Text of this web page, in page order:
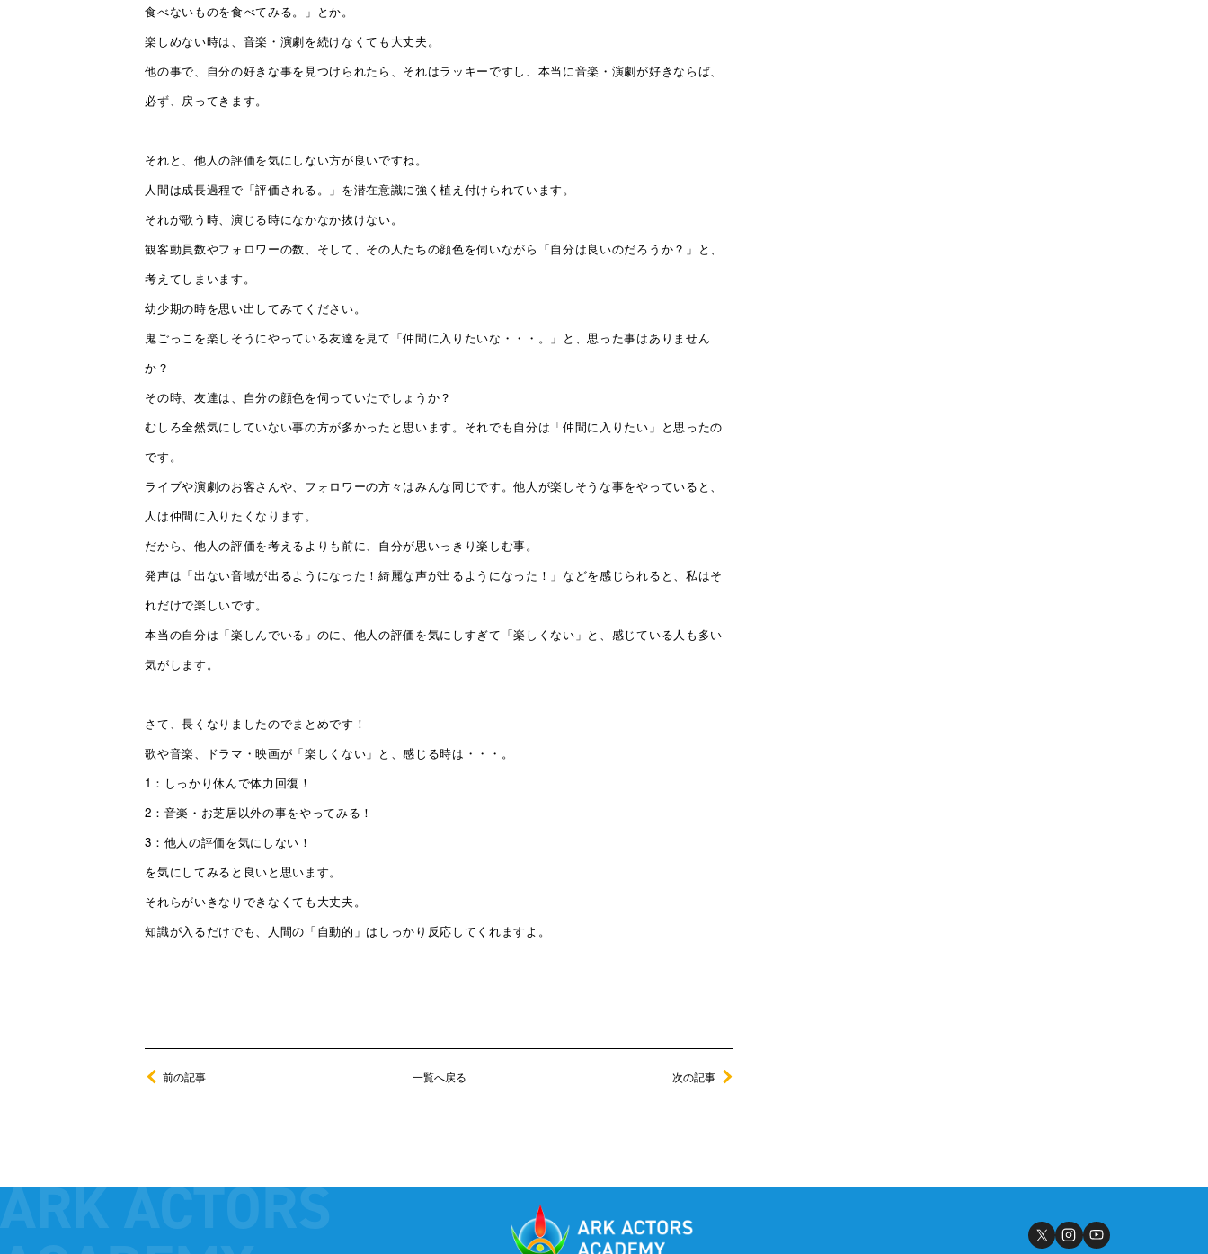
食べないものを食べてみる。」とか。
楽しめない時は、音楽・演劇を続けなくても大丈夫。
他の事で、自分の好きな事を見つけられたら、それはラッキーですし、本当に音楽・演劇が好きならば、
必ず、戻ってきます。
それと、他人の評価を気にしない方が良いですね。
人間は成長過程で「評価される。」を潜在意識に強く植え付けられています。
それが歌う時、演じる時になかなか抜けない。
観客動員数やフォロワーの数、そして、その人たちの顔色を伺いながら「自分は良いのだろうか？」と、
考えてしまいます。
幼少期の時を思い出してみてください。
鬼ごっこを楽しそうにやっている友達を見て「仲間に入りたいな・・・。」と、思った事はありません
か？
その時、友達は、自分の顔色を伺っていたでしょうか？
むしろ全然気にしていない事の方が多かったと思います。それでも自分は「仲間に入りたい」と思ったの
です。
ライブや演劇のお客さんや、フォロワーの方々はみんな同じです。他人が楽しそうな事をやっていると、
人は仲間に入りたくなります。
だから、他人の評価を考えるよりも前に、自分が思いっきり楽しむ事。
発声は「出ない音域が出るようになった！綺麗な声が出るようになった！」などを感じられると、私はそ
れだけで楽しいです。
本当の自分は「楽しんでいる」のに、他人の評価を気にしすぎて「楽しくない」と、感じている人も多い
気がします。
さて、長くなりましたのでまとめです！
歌や音楽、ドラマ・映画が「楽しくない」と、感じる時は・・・。
1：しっかり休んで体力回復！
2：音楽・お芝居以外の事をやってみる！
3：他人の評価を気にしない！
を気にしてみると良いと思います。
それらがいきなりできなくても大丈夫。
知識が入るだけでも、人間の「自動的」はしっかり反応してくれますよ。
前の記事 一覧へ戻る 次の記事
ARK ACTORS